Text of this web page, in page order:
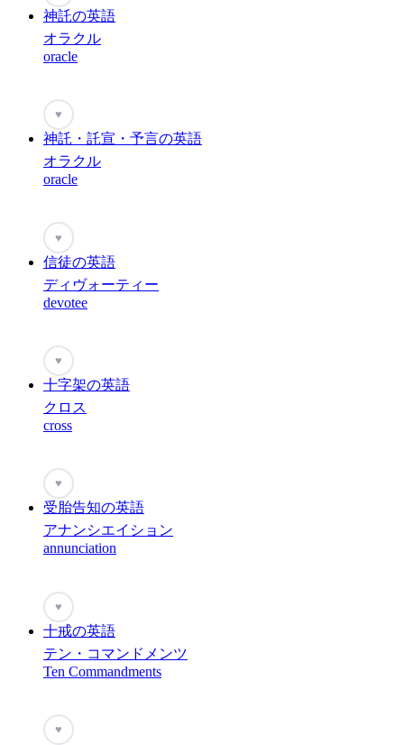
神託の英語
オラクル
oracle
♥
神託・託宣・予言の英語
オラクル
oracle
♥
信徒の英語
ディヴォーティー
devotee
♥
十字架の英語
クロス
cross
♥
受胎告知の英語
アナンシエイション
annunciation
♥
十戒の英語
テン・コマンドメンツ
Ten Commandments
♥